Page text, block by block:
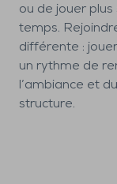
ou de jouer
temps.
différente :
un rythme de
l’ambiance et
structure.